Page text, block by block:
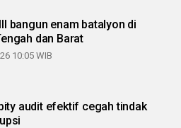
bangun enam batalyon di
dan Barat
10:05 WIB
audit efektif cegah tindak